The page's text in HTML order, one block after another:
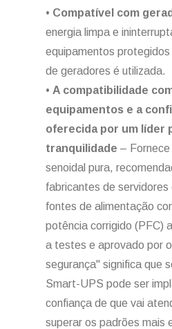
• Compatível com
energia limpa e
equipamentos
de geradores é utilizada.
• A compatibilidade
equipamentos e a
oferecida por um líder
tranquilidade –
senoidal pura,
fabricantes de servidores
fontes de alimentação
potência corrigido (PFC)
a testes e aprovado por
segurança" significa que
Smart-UPS pode ser
confiança de que vai
superar os padrões mais